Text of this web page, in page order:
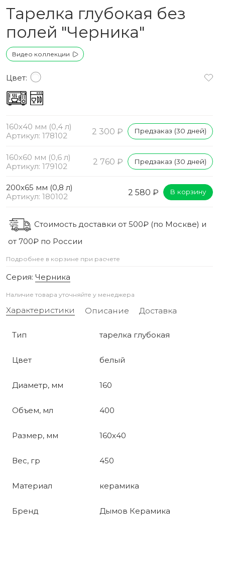
Тарелка глубокая без
полей "Черника"
Видео коллекции
Цвет:
160х40 мм (0,4 л)
Артикул: 178102
2 300 ₽ Предзаказ (30 дней)
160х60 мм (0,6 л)
Артикул: 179102
2 760 ₽ Предзаказ (30 дней)
200х65 мм (0,8 л)
Артикул: 180102
2 580 ₽ В корзину
Стоимость доставки от 500₽ (по Москве) и
от 700₽ по России
Подробнее в корзине при расчете
Серия:Черника
Наличие товара уточняйте у менеджера
Характеристики Описание Доставка
Тип тарелка глубокая
Цвет белый
Диаметр, мм 160
Объем, мл 400
Размер, мм 160x40
Вес, гр 450
Материал керамика
Бренд Дымов Керамика